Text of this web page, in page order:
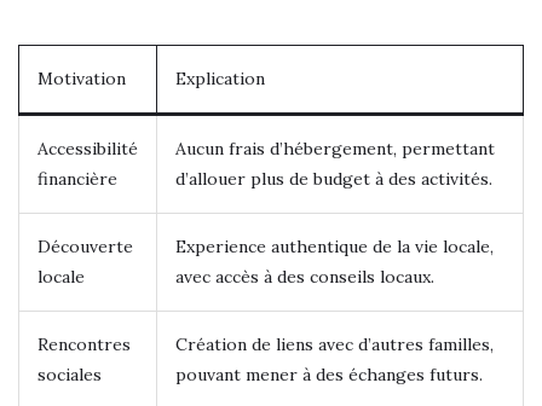
Motivation Explication
Accessibilité
financière
Aucun frais d’hébergement, permettant
d’allouer plus de budget à des activités.
Découverte
locale
Experience authentique de la vie locale,
avec accès à des conseils locaux.
Rencontres
sociales
Création de liens avec d’autres familles,
pouvant mener à des échanges futurs.